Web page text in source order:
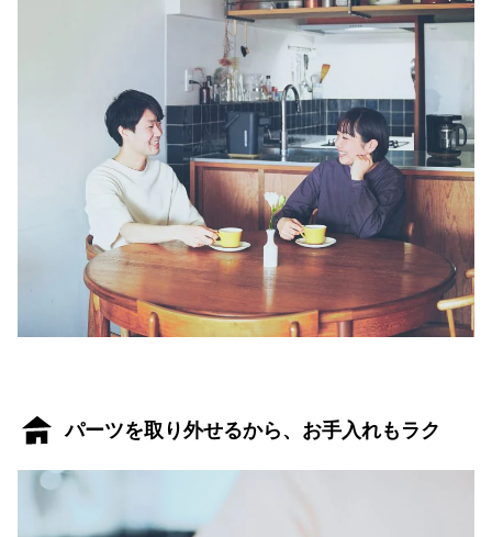
パーツを取り外せるから、お手入れもラク